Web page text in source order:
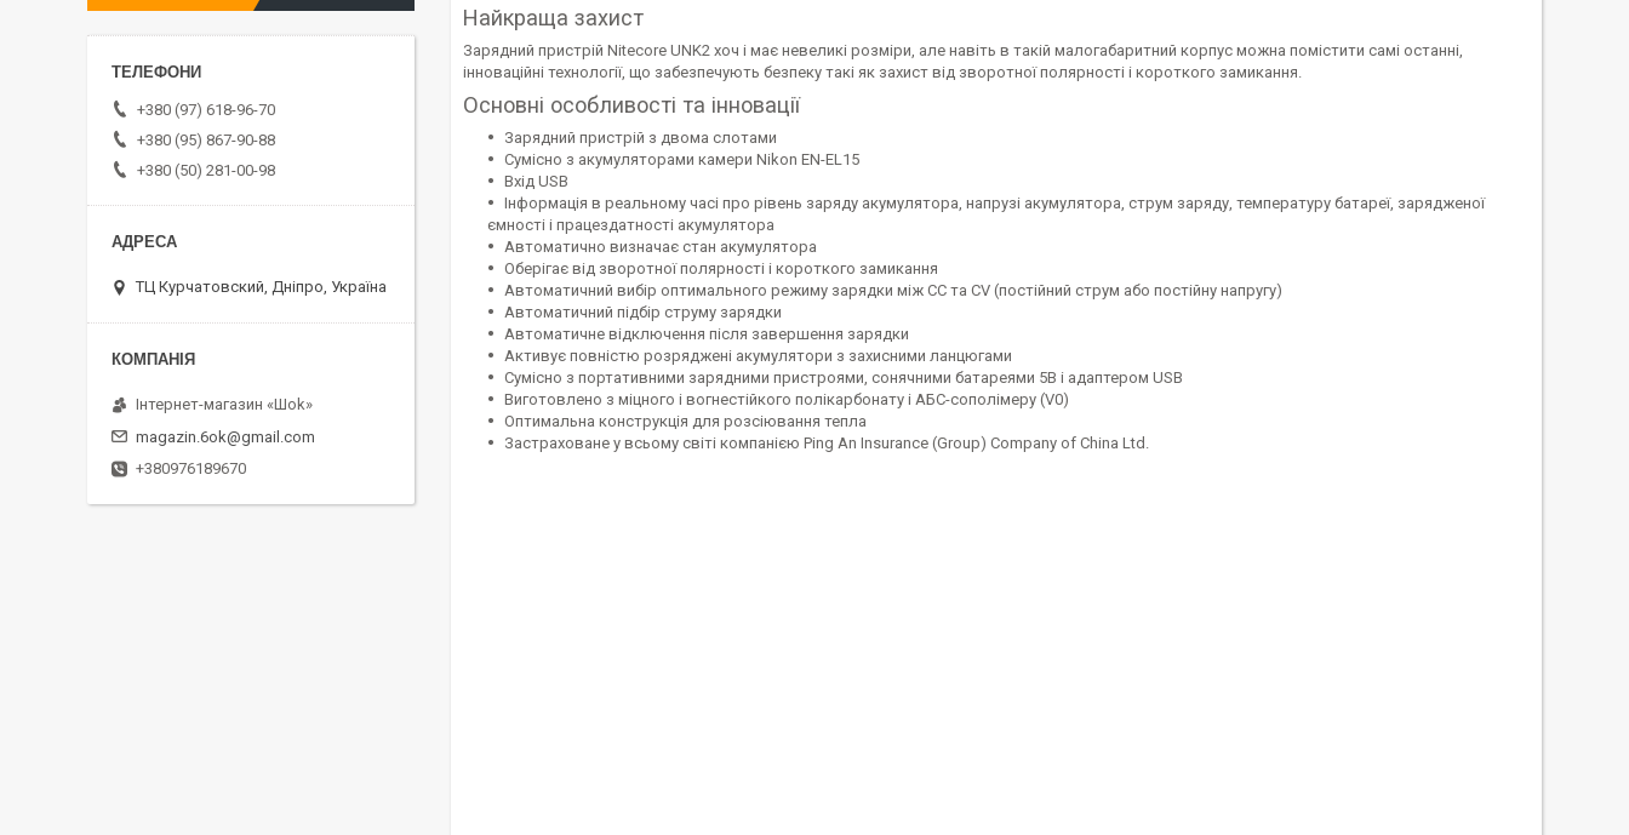
Найкраща захист
Зарядний пристрій Nitecore UNK2 хоч і має невеликі розміри, але навіть в такій малогабаритний корпус можна помістити самі останні,
інноваційні технології, що забезпечують безпеку такі як захист від зворотної полярності і короткого замикання.
Основні особливості та інновації
Зарядний пристрій з двома слотами
Сумісно з акумуляторами камери Nikon EN-EL15
Вхід USB
Інформація в реальному часі про рівень заряду акумулятора, напрузі акумулятора, струм заряду, температуру батареї, зарядженої
ємності і працездатності акумулятора
Автоматично визначає стан акумулятора
Оберігає від зворотної полярності і короткого замикання
Автоматичний вибір оптимального режиму зарядки між СС та CV (постійний струм або постійну напругу)
Автоматичний підбір струму зарядки
Автоматичне відключення після завершення зарядки
Активує повністю розряджені акумулятори з захисними ланцюгами
Сумісно з портативними зарядними пристроями, сонячними батареями 5В і адаптером USB
Виготовлено з міцного і вогнестійкого полікарбонату і АБС-сополімеру (V0)
Оптимальна конструкція для розсіювання тепла
Застраховане у всьому світі компанією Ping An Insurance (Group) Company of China Ltd.
+380 (97) 618-96-70
+380 (95) 867-90-88
+380 (50) 281-00-98
ТЦ Курчатовский, Дніпро, Україна
Інтернет-магазин «Шоk»
magazin.6ok@gmail.com
+380976189670